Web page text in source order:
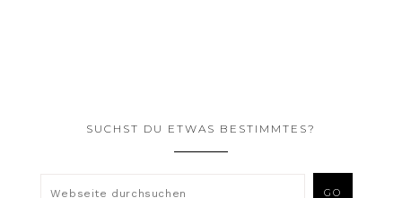
SUCHST DU ETWAS BESTIMMTES?